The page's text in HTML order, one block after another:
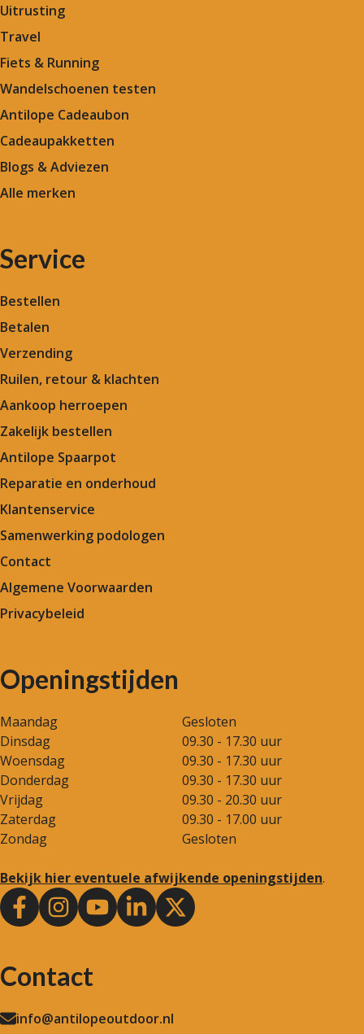
Uitrusting
Travel
Fiets & Running
Wandelschoenen testen
Antilope Cadeaubon
Cadeaupakketten
Blogs & Adviezen
Alle merken
Service
Bestellen
Betalen
Verzending
Ruilen, retour & klachten
Aankoop herroepen
Zakelijk bestellen
Antilope Spaarpot
Reparatie en onderhoud
Klantenservice
Samenwerking podologen
Contact
Algemene Voorwaarden
Privacybeleid
Openingstijden
Maandag
Gesloten
Dinsdag
09.30 - 17.30 uur
Woensdag
09.30 - 17.30 uur
Donderdag
09.30 - 17.30 uur
Vrijdag
09.30 - 20.30 uur
Zaterdag
09.30 - 17.00 uur
Zondag
Gesloten
Bekijk hier eventuele afwijkende openingstijden.
Contact
info@antilopeoutdoor.nl